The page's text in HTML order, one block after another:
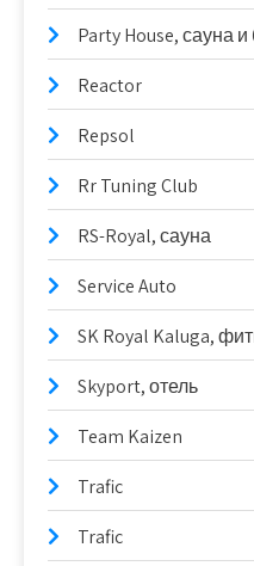
Party House, сауна
Reactor
Repsol
Rr Tuning Club
RS-Royal, сауна
Service Auto
SK Royal Kaluga,
Skyport, отель
Team Kaizen
Trafic
Trafic